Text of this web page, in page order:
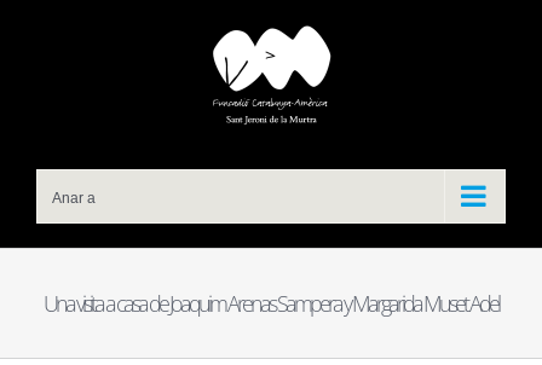
Anar a
Una visita a casa de Joaquim Arenas Sampera y Margarida Muset Adel